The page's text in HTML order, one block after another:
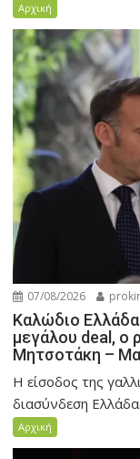
Αρχική
07/08/2026
Καλώδιο
μεγάλου deal, ο
Μητσοτάκη –
Η είσοδος της
διασύνδεση
Αρχική